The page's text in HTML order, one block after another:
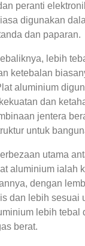
peranti
digunakan
dan paparan.
lebih
ketebalan
aluminium
dan
jentera
untuk
utama
aluminium ialah
dengan
dan lebih sesuai
lebih tebal
berat.